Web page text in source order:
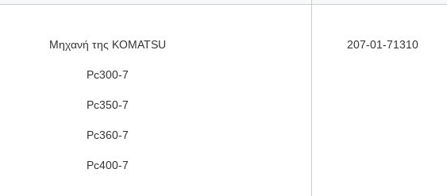
Μηχανή της KOMATSU
Pc300-7
Pc350-7
Pc360-7
Pc400-7
207-01-71310